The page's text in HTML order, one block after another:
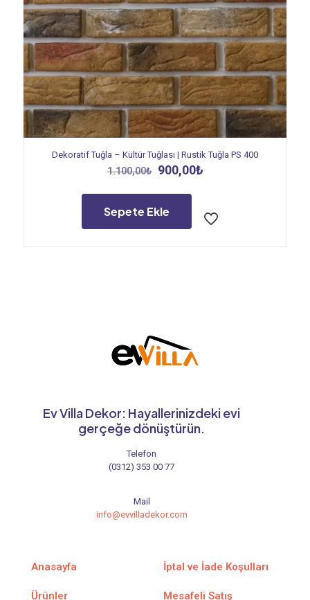
Dekoratif Tuğla – Kültür Tuğlası | Rustik Tuğla PS 400
1.100,00₺
Orijinal
fiyat:
1.100,00₺.
900,00₺Şu
Sepete Ekle
Ev Villa Dekor: Hayallerinizdeki evi
gerçeğe dönüştürün.
Telefon
(0312) 353 00 77
Mail
info@evvilladekor.com
Anasayfa
Ürünler
İptal ve İade Koşulları
Mesafeli Satış